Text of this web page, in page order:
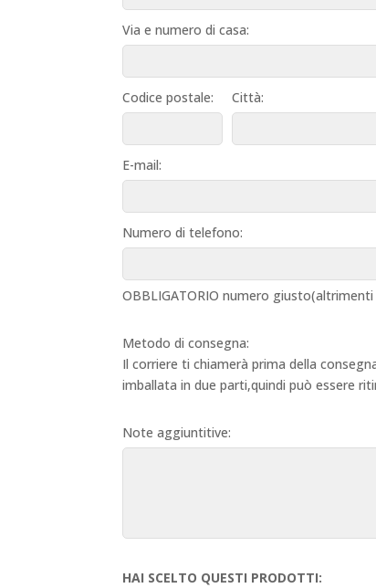
Via e numero di casa:
Codice postale: Città:
E-mail:
Numero di telefono:
OBBLIGATORIO numero
Metodo di consegna:
Il corriere ti chiamerà prima della
imballata in due parti,quindi può essere
Note aggiuntitive:
HAI SCELTO QUESTI PRODOTTI: